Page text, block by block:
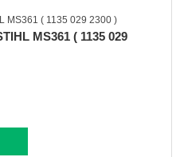
MS361 ( 1135 029